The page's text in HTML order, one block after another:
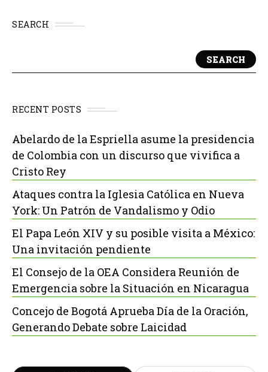
SEARCH
SEARCH
RECENT POSTS
Abelardo de la Espriella asume la presidencia
de Colombia con un discurso que vivifica a
Cristo Rey
Ataques contra la Iglesia Católica en Nueva
York: Un Patrón de Vandalismo y Odio
El Papa León XIV y su posible visita a México:
Una invitación pendiente
El Consejo de la OEA Considera Reunión de
Emergencia sobre la Situación en Nicaragua
Concejo de Bogotá Aprueba Día de la Oración,
Generando Debate sobre Laicidad